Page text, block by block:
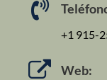
+1 915-
Web: